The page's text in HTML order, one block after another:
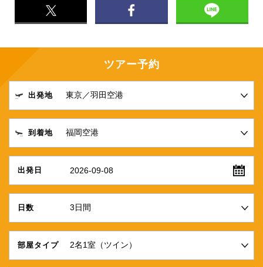
ツアー予約
出発地
到着地
出発日 2026-09-08
日数
部屋タイプ